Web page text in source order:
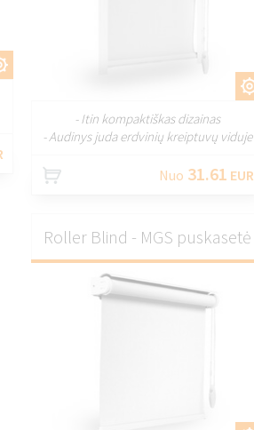
- Itin kompaktiškas dizainas
- Audinys juda erdvinių kreiptuvų viduje
Nuo 31.61 EUR
Roller Blind - MGS puskasetė